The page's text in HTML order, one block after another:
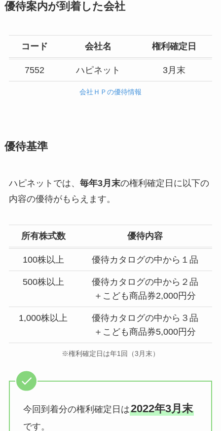
優待案内が到着した会社
コード 会社名 権利確定日
7552 ハピネット 3月末
会社ＨＰの優待情報
優待基準
ハピネットでは、 毎年3月末の権利確定日に以下の
内容の優待がもらえます。
所有株式数 優待内容
100株以上 優待カタログの中から１品
500株以上
優待カタログの中から２品
＋こども商品券2,000円分
1,000株以上
優待カタログの中から３品
＋こども商品券5,000円分
※権利確定日は年1回（3月末）
今回到着分の権利確定日は2022年3月末
です。